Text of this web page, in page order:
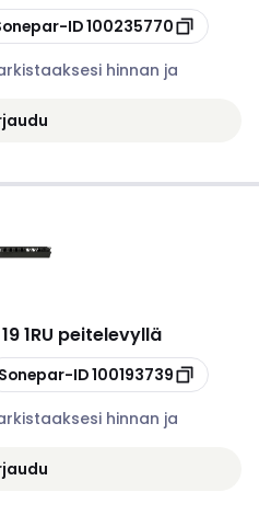
ID100235770
hinnan ja
1RU peitelevyllä
Sonepar-ID100193739
hinnan ja